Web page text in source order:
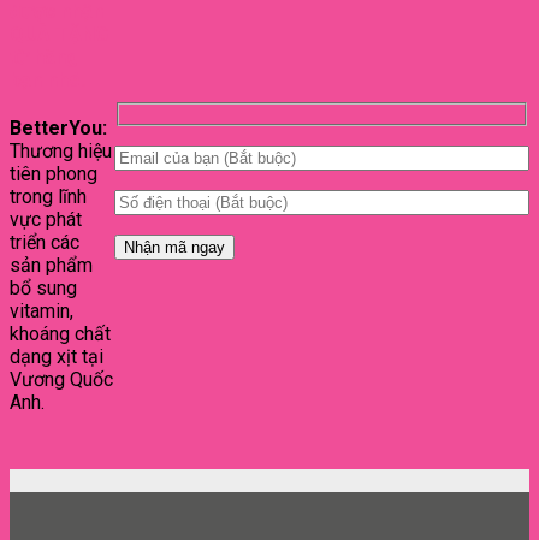
BetterYou:
Thương hiệu
tiên phong
trong lĩnh
vực phát
triển các
sản phẩm
bổ sung
vitamin,
khoáng chất
dạng xịt tại
Vương Quốc
Anh.